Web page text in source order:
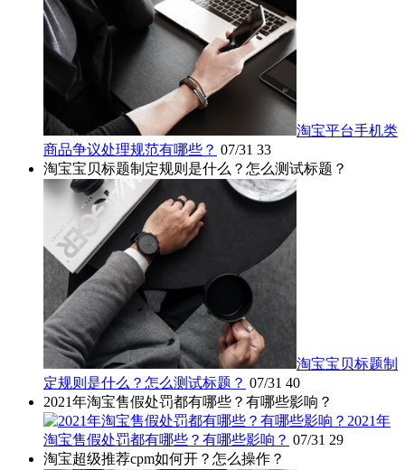
淘宝平台手机类
商品争议处理规范有哪些？ 07/31 33
淘宝宝贝标题制定规则是什么？怎么测试标题？
淘宝宝贝标题制
定规则是什么？怎么测试标题？ 07/31 40
2021年淘宝售假处罚都有哪些？有哪些影响？
2021年
淘宝售假处罚都有哪些？有哪些影响？ 07/31 29
淘宝超级推荐cpm如何开？怎么操作？